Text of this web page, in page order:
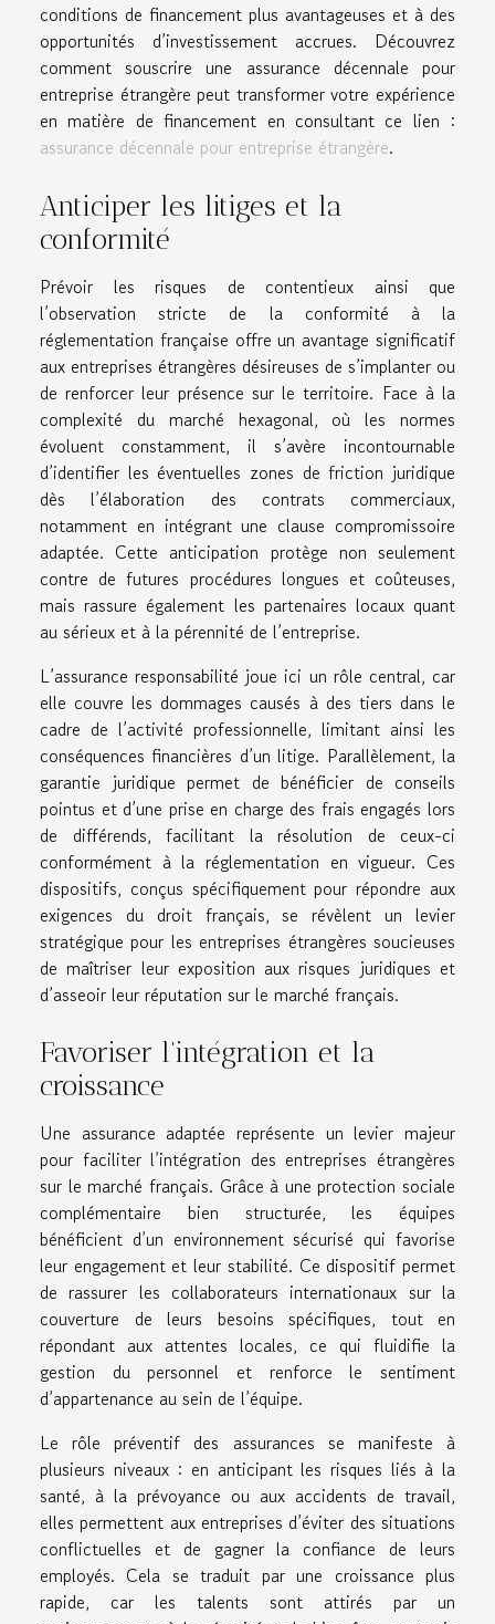
conditions de financement plus avantageuses et à des
opportunités d’investissement accrues. Découvrez
comment souscrire une assurance décennale pour
entreprise étrangère peut transformer votre expérience
en matière de financement en consultant ce lien :
assurance décennale pour entreprise étrangère.
Anticiper les litiges et la
conformité
Prévoir les risques de contentieux ainsi que
l’observation stricte de la conformité à la
réglementation française offre un avantage significatif
aux entreprises étrangères désireuses de s’implanter ou
de renforcer leur présence sur le territoire. Face à la
complexité du marché hexagonal, où les normes
évoluent constamment, il s’avère incontournable
d’identifier les éventuelles zones de friction juridique
dès l’élaboration des contrats commerciaux,
notamment en intégrant une clause compromissoire
adaptée. Cette anticipation protège non seulement
contre de futures procédures longues et coûteuses,
mais rassure également les partenaires locaux quant
au sérieux et à la pérennité de l’entreprise.
L’assurance responsabilité joue ici un rôle central, car
elle couvre les dommages causés à des tiers dans le
cadre de l’activité professionnelle, limitant ainsi les
conséquences financières d’un litige. Parallèlement, la
garantie juridique permet de bénéficier de conseils
pointus et d’une prise en charge des frais engagés lors
de différends, facilitant la résolution de ceux-ci
conformément à la réglementation en vigueur. Ces
dispositifs, conçus spécifiquement pour répondre aux
exigences du droit français, se révèlent un levier
stratégique pour les entreprises étrangères soucieuses
de maîtriser leur exposition aux risques juridiques et
d’asseoir leur réputation sur le marché français.
Favoriser l’intégration et la
croissance
Une assurance adaptée représente un levier majeur
pour faciliter l’intégration des entreprises étrangères
sur le marché français. Grâce à une protection sociale
complémentaire bien structurée, les équipes
bénéficient d’un environnement sécurisé qui favorise
leur engagement et leur stabilité. Ce dispositif permet
de rassurer les collaborateurs internationaux sur la
couverture de leurs besoins spécifiques, tout en
répondant aux attentes locales, ce qui fluidifie la
gestion du personnel et renforce le sentiment
d’appartenance au sein de l’équipe.
Le rôle préventif des assurances se manifeste à
plusieurs niveaux : en anticipant les risques liés à la
santé, à la prévoyance ou aux accidents de travail,
elles permettent aux entreprises d’éviter des situations
conflictuelles et de gagner la confiance de leurs
employés. Cela se traduit par une croissance plus
rapide, car les talents sont attirés par un